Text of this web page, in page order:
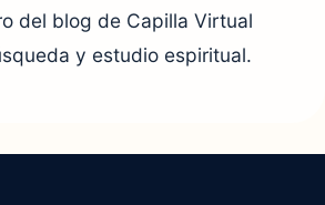
del blog de Capilla Virtual
y estudio espiritual.